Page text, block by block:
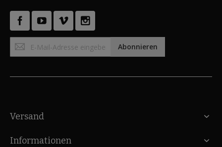
Anmeldung
zum
Abonnieren
Versand
Informationen